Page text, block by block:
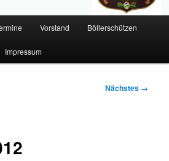
Vorstand Böllerschützen
Impressum
Nächstes →